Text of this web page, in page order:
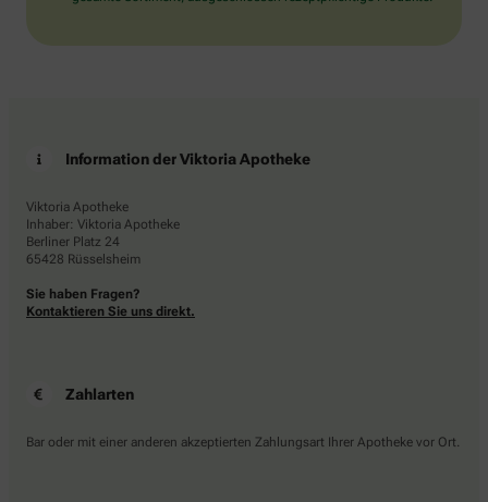
Information der Viktoria Apotheke
Viktoria Apotheke
Inhaber: Viktoria Apotheke
Berliner Platz 24
65428 Rüsselsheim
Sie haben Fragen?
Kontaktieren Sie uns direkt.
Zahlarten
Bar oder mit einer anderen akzeptierten Zahlungsart Ihrer Apotheke vor Ort.